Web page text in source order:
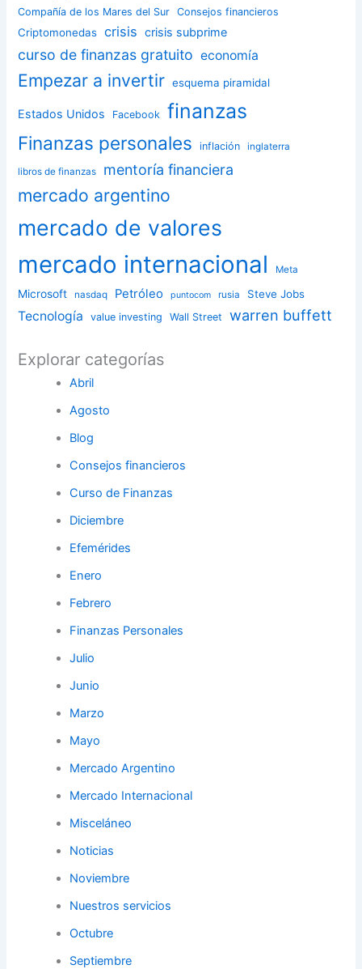
Compañía de los Mares del Sur
Consejos financieros
Criptomonedas crisis crisis subprime
curso de finanzas gratuito economía
Empezar a invertir esquema piramidal
Estados Unidos Facebook finanzas
Finanzas personales inflación inglaterra
libros de finanzas mentoría financiera
mercado argentino
mercado de valores
mercado internacional Meta
Microsoft nasdaq Petróleo puntocom rusia Steve Jobs
Tecnología value investing Wall Street warren buffett
Explorar categorías
Abril
Agosto
Blog
Consejos financieros
Curso de Finanzas
Diciembre
Efemérides
Enero
Febrero
Finanzas Personales
Julio
Junio
Marzo
Mayo
Mercado Argentino
Mercado Internacional
Misceláneo
Noticias
Noviembre
Nuestros servicios
Octubre
Septiembre